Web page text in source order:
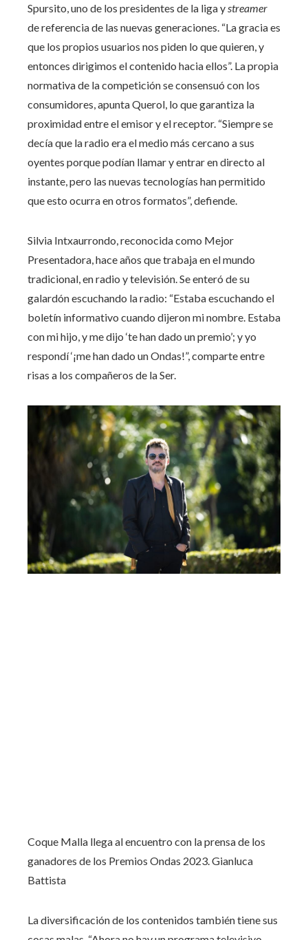
Spursito, uno de los presidentes de la liga ystreamer
de referencia de las nuevas generaciones. “La gracia es
que los propios usuarios nos piden lo que quieren, y
entonces dirigimos el contenido hacia ellos”. La propia
normativa de la competición se consensuó con los
consumidores, apunta Querol, lo que garantiza la
proximidad entre el emisor y el receptor. “Siempre se
decía que la radio era el medio más cercano a sus
oyentes porque podían llamar y entrar en directo al
instante, pero las nuevas tecnologías han permitido
que esto ocurra en otros formatos”, defiende.
Silvia Intxaurrondo, reconocida como Mejor
Presentadora, hace años que trabaja en el mundo
tradicional, en radio y televisión. Se enteró de su
galardón escuchando la radio: “Estaba escuchando el
boletín informativo cuando dijeron mi nombre. Estaba
con mi hijo, y me dijo ‘te han dado un premio’; y yo
respondí ‘¡me han dado un Ondas!”, comparte entre
risas a los compañeros de la Ser.
Coque Malla llega al encuentro con la prensa de los
ganadores de los Premios Ondas 2023.Gianluca
Battista
La diversificación de los contenidos también tiene sus